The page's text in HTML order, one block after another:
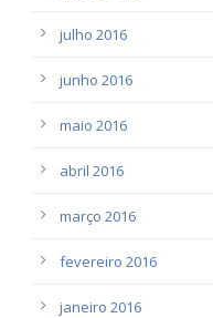
julho 2016
junho 2016
maio 2016
abril 2016
março 2016
fevereiro 2016
janeiro 2016